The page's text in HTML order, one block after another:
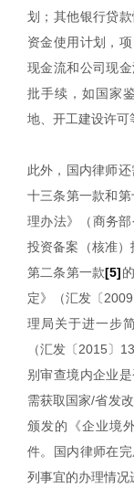
划；其他银行贷
资金使用计划，
现金流和公司现
批手续，如国家
地、开工建设许可
此外，国内律师
十三条第一款和
理办法》（商务
投资备案（核准
第二条第一款[5]
定》（汇发〔
理局关于进一步
（汇发〔2015〕
别审查境内企业
需获取国家/省发
颁发的《企业境
件。国内律师在
列事宜的办理情况